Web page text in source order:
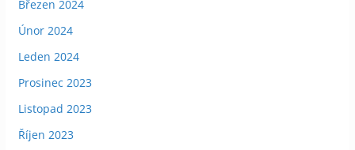
Březen 2024
Únor 2024
Leden 2024
Prosinec 2023
Listopad 2023
Říjen 2023